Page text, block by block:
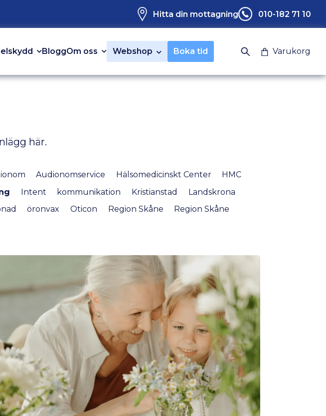
Hitta din mottagning 010-182 71 10
BloggOm oss Webshop Boka tid Varukorg
här.
Audionomservice Hälsomedicinskt Center
HMC
Intent kommunikation Kristianstad
Landskrona
öronvax Oticon Region Skåne
Region Skåne